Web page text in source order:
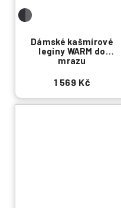
Dámské kašmírové
legíny WARM do
mrazu
1 569 Kč